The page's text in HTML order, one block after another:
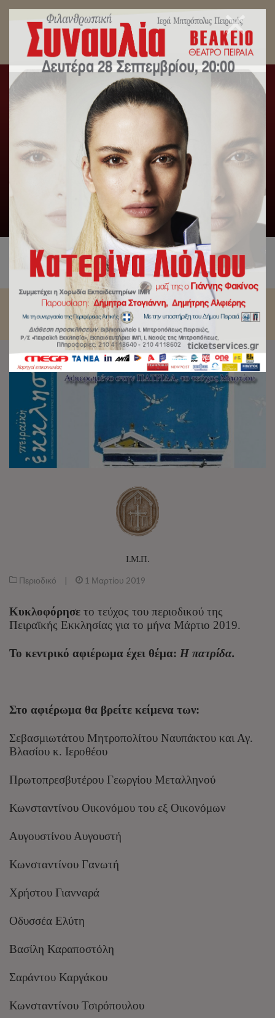
Με αφιέρωμα στην Πατρίδα κυκλοφορεί το
τεύχος Μαρτίου του περιοδικού “Πειραϊκή
Εκκλησία”
Αρχική Περιοδικό /
Με αφιέρωμα στην Πατρίδα
κυκλοφορεί το τεύχος Μαρτίου του περιοδικού “Πειραϊκή
Εκκλησία”
Ι.Μ.Π.
Περιοδικό | 1 Μαρτίου 2019
Κυκλοφόρησε το τεύχος του περιοδικού της
Πειραϊκής Εκκλησίας για το μήνα Μάρτιο 2019.
Το κεντρικό αφιέρωμα έχει θέμα: Η πατρίδα.
Στο αφιέρωμα θα βρείτε κείμενα των:
Σεβασμιωτάτου Μητροπολίτου Ναυπάκτου και Αγ.
Βλασίου κ. Ιεροθέου
Πρωτοπρεσβυτέρου Γεωργίου Μεταλληνού
Κωνσταντίνου Οικονόμου του εξ Οικονόμων
Αυγουστίνου Αυγουστή
Κωνσταντίνου Γανωτή
Χρήστου Γιανναρά
Οδυσσέα Ελύτη
Βασίλη Καραποστόλη
Σαράντου Καργάκου
Κωνσταντίνου Τσιρόπουλου